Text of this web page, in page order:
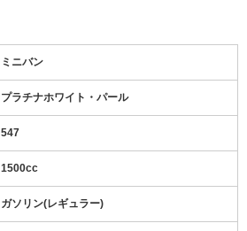
ミニバン
プラチナホワイト・パール
547
1500cc
ガソリン(レギュラー)